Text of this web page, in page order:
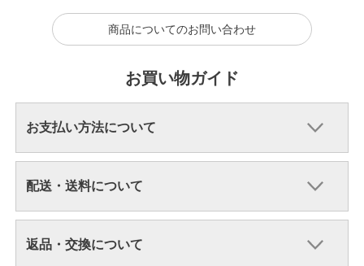
商品についてのお問い合わせ
お買い物ガイド
お支払い方法について
配送・送料について
返品・交換について